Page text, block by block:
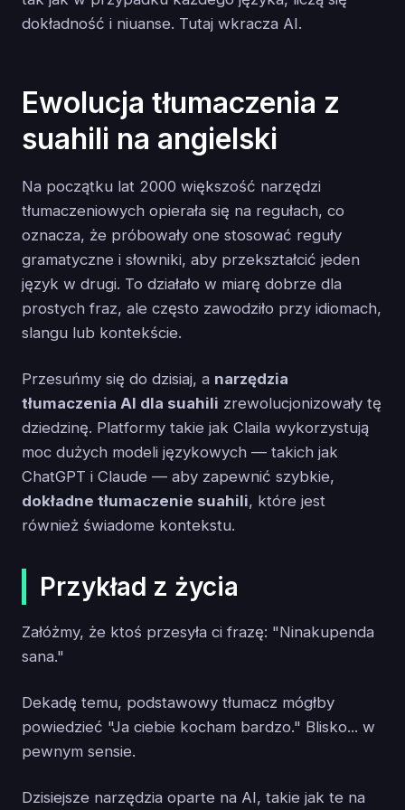
dokładność i niuanse. Tutaj wkracza AI.
Ewolucja tłumaczenia z
suahili na angielski
Na początku lat 2000 większość narzędzi
tłumaczeniowych opierała się na regułach, co
oznacza, że próbowały one stosować reguły
gramatyczne i słowniki, aby przekształcić jeden
język w drugi. To działało w miarę dobrze dla
prostych fraz, ale często zawodziło przy idiomach,
slangu lub kontekście.
Przesuńmy się do dzisiaj, a narzędzia
tłumaczenia AI dla suahili zrewolucjonizowały tę
dziedzinę. Platformy takie jak Claila wykorzystują
moc dużych modeli językowych — takich jak
ChatGPT i Claude — aby zapewnić szybkie,
dokładne tłumaczenie suahili, które jest
również świadome kontekstu.
Przykład z życia
Załóżmy, że ktoś przesyła ci frazę: "Ninakupenda
sana."
Dekadę temu, podstawowy tłumacz mógłby
powiedzieć "Ja ciebie kocham bardzo." Blisko... w
pewnym sensie.
Dzisiejsze narzędzia oparte na AI, takie jak te na